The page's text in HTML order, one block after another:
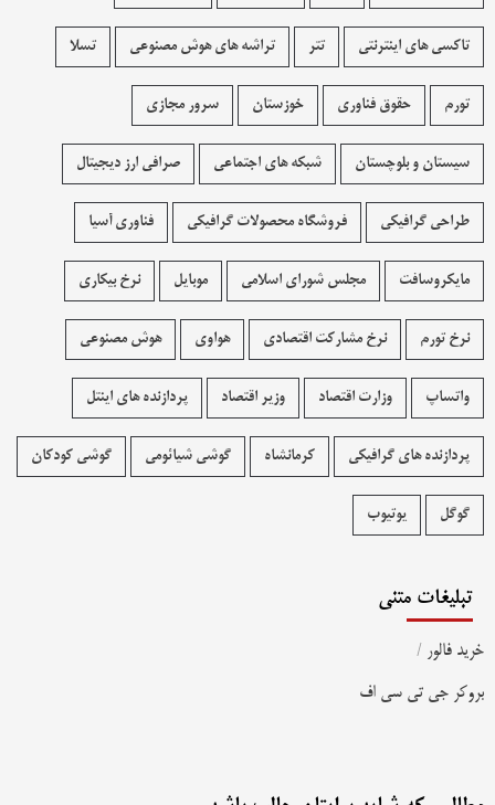
تاکسی های اینترنتی تتر تراشه های هوش مصنوعی تسلا
تورم حقوق فناوری خوزستان سرور مجازی
سیستان و بلوچستان شبکه های اجتماعی صرافی ارز دیجیتال
طراحی گرافیکی فروشگاه محصولات گرافيکی فناوری آسیا
مایکروسافت مجلس شورای اسلامی موبایل نرخ بیکاری
نرخ تورم نرخ مشارکت اقتصادی هواوی هوش مصنوعی
واتساپ وزارت اقتصاد وزیر اقتصاد پردازنده های اینتل
پردازنده های گرافیکی کرمانشاه گوشی شیائومی گوشی کودکان
گوگل یوتیوب
تبلیغات متنی
خرید فالور /
بروکر جی تی سی اف